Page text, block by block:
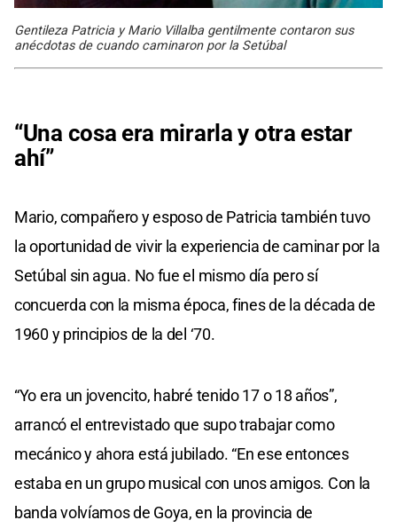
Gentileza Patricia y Mario Villalba gentilmente contaron sus
anécdotas de cuando caminaron por la Setúbal
“Una cosa era mirarla y otra estar
ahí”
Mario, compañero y esposo de Patricia también tuvo
la oportunidad de vivir la experiencia de caminar por la
Setúbal sin agua. No fue el mismo día pero sí
concuerda con la misma época, fines de la década de
1960 y principios de la del ‘70.
“Yo era un jovencito, habré tenido 17 o 18 años”,
arrancó el entrevistado que supo trabajar como
mecánico y ahora está jubilado. “En ese entonces
estaba en un grupo musical con unos amigos. Con la
banda volvíamos de Goya, en la provincia de